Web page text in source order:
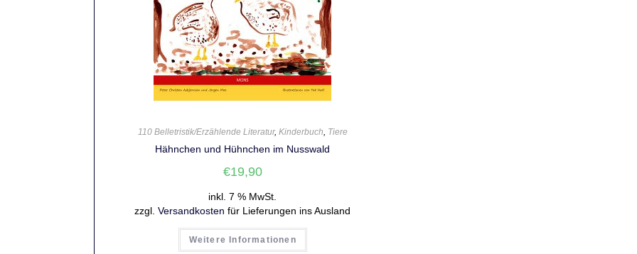
110 Belletristik/Erzählende Literatur, Kinderbuch, Tiere
Hähnchen und Hühnchen im Nusswald
€19,90
inkl. 7 % MwSt.
zzgl.Versandkosten für Lieferungen ins Ausland
Weitere Informationen